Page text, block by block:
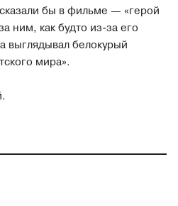
бы в фильме — «герой
ним, как будто из-за его
выглядывал белокурый
мира».